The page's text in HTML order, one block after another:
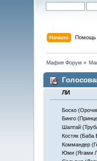
Начало Помощь
Мафия Форум »
ЛИ
Боско
Бинго
Шалтай
Костяк (Баба
Коммандер
Юми (Ягами